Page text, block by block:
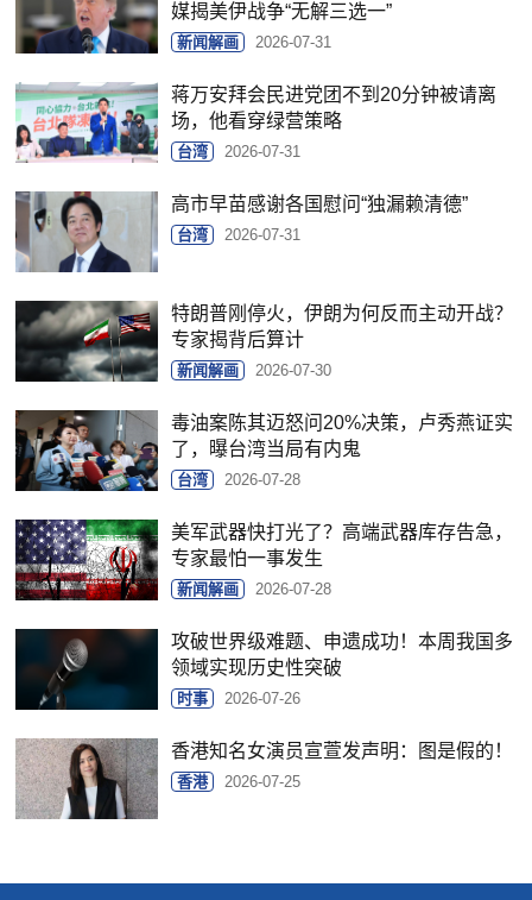
媒揭美伊战争“无解三选一”
新闻解画 2026-07-31
蒋万安拜会民进党团不到20分钟被请离
场，他看穿绿营策略
台湾 2026-07-31
高市早苗感谢各国慰问“独漏赖清德”
台湾 2026-07-31
特朗普刚停火，伊朗为何反而主动开战？
专家揭背后算计
新闻解画 2026-07-30
毒油案陈其迈怒问20%决策，卢秀燕证实
了，曝台湾当局有内鬼
台湾 2026-07-28
美军武器快打光了？高端武器库存告急，
专家最怕一事发生
新闻解画 2026-07-28
攻破世界级难题、申遗成功！本周我国多
领域实现历史性突破
时事 2026-07-26
香港知名女演员宣萱发声明：图是假的！
香港 2026-07-25